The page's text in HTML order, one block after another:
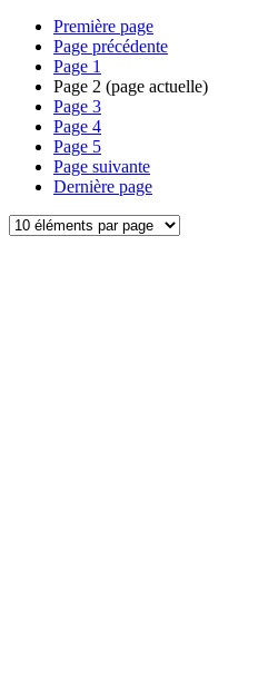
Première page
Page précédente
Page 1
Page 2 (page actuelle)
Page 3
Page 4
Page 5
Page suivante
Dernière page